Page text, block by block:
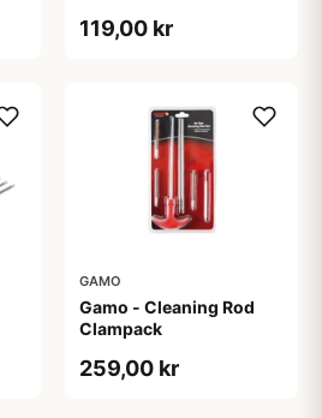
119,00 kr
GAMO
Gamo - Cleaning Rod
Clampack
259,00 kr